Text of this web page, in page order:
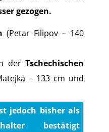
gezogen.
(Petar Filipov – 140
der Tschechischen
– 133 cm und
jedoch bisher als
bestätigt